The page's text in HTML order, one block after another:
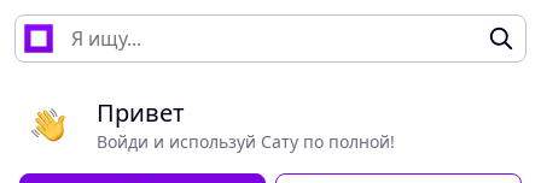
Привет
Войди и используй Сату по полной!